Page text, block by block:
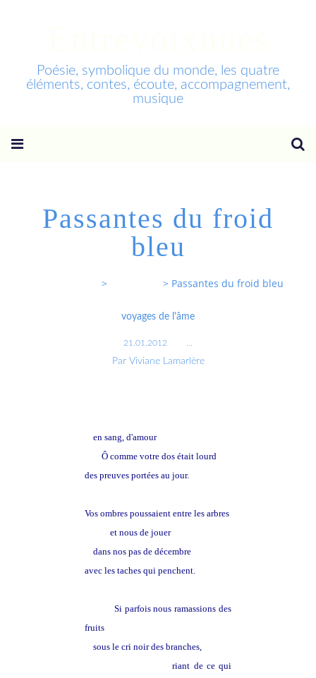
Poésie, symbolique du monde, les quatre
éléments, contes, écoute, accompagnement,
musique
Passantes du froid
bleu
> > Passantes du froid bleu
voyages de l'âme
21.01.2012
Par Viviane Lamarlère
en sang, d'amour
Ô comme votre dos était lourd
des preuves portées au jour.
Vos ombres poussaient entre les arbres
et nous de jouer
dans nos pas de décembre
avec les taches qui penchent.
Si parfois nous ramassions des
fruits
sous le cri noir des branches,
riant de ce qui